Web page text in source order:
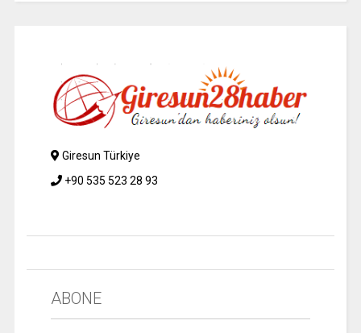
Giresun Türkiye
+90 535 523 28 93
ABONE